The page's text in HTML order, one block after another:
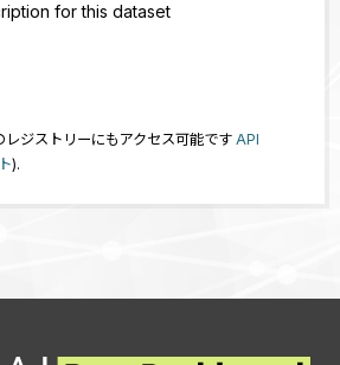
for this dataset
ジストリーにもアクセス可能です API
).